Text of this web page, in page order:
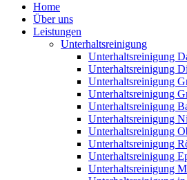
Home
Über uns
Leistungen
Unterhaltsreinigung
Unterhaltsreinigung
Unterhaltsreinigung
Unterhaltsreinigung
Unterhaltsreinigung
Unterhaltsreinigung
Unterhaltsreinigung
Unterhaltsreinigung
Unterhaltsreinigung
Unterhaltsreinigung
Unterhaltsreinigung